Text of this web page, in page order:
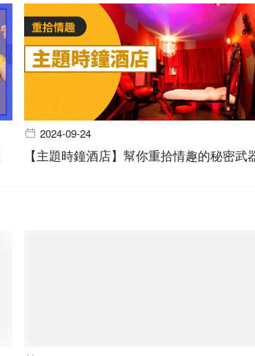
2024-09-24
【主題時鐘酒店】幫你重拾情趣的秘密武